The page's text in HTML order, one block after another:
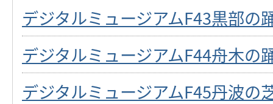
デジタルミュージアムF43黒部の
デジタルミュージアムF44舟木の
デジタルミュージアムF45丹波の